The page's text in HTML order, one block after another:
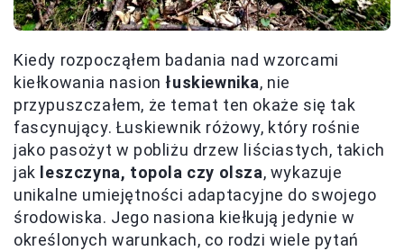
Kiedy rozpocząłem badania nad wzorcami
kiełkowania nasionłuskiewnika, nie
przypuszczałem, że temat ten okaże się tak
fascynujący. Łuskiewnik różowy, który rośnie
jako pasożyt w pobliżu drzew liściastych, takich
jak leszczyna, topola czy olsza, wykazuje
unikalne umiejętności adaptacyjne do swojego
środowiska. Jego nasiona kiełkują jedynie w
określonych warunkach, co rodzi wiele pytań